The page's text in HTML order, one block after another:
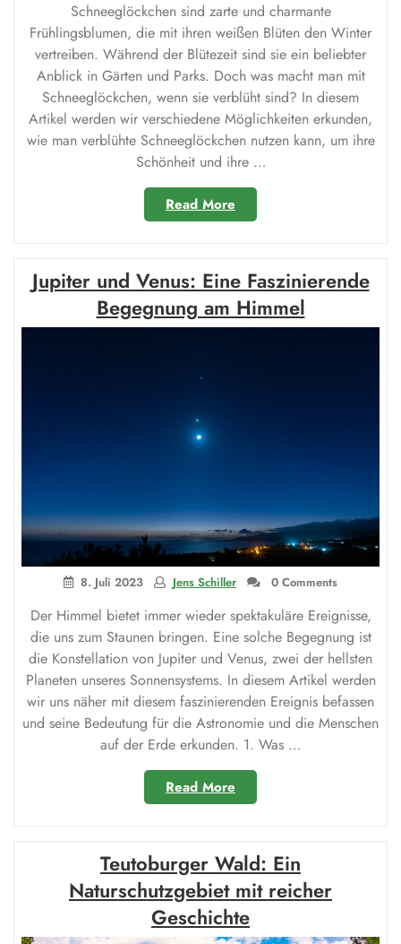
Schneeglöckchen sind zarte und charmante
Frühlingsblumen, die mit ihren weißen Blüten den Winter
vertreiben. Während der Blütezeit sind sie ein beliebter
Anblick in Gärten und Parks. Doch was macht man mit
Schneeglöckchen, wenn sie verblüht sind? In diesem
Artikel werden wir verschiedene Möglichkeiten erkunden,
wie man verblühte Schneeglöckchen nutzen kann, um ihre
Schönheit und ihre …
Read More
macht
man
mit
Schneeglöckchen
wenn
sie
Jupiter und Venus: Eine Faszinierende
Begegnung am Himmel
8. Juli 2023 Jens Schiller 0 Comments
Der Himmel bietet immer wieder spektakuläre Ereignisse,
die uns zum Staunen bringen. Eine solche Begegnung ist
die Konstellation von Jupiter und Venus, zwei der hellsten
Planeten unseres Sonnensystems. In diesem Artikel werden
wir uns näher mit diesem faszinierenden Ereignis befassen
und seine Bedeutung für die Astronomie und die Menschen
auf der Erde erkunden. 1. Was …
Read More
und
Venus:
Eine
Faszinierende
Begegnung
am
Himmel“
Teutoburger Wald: Ein
Naturschutzgebiet mit reicher
Geschichte